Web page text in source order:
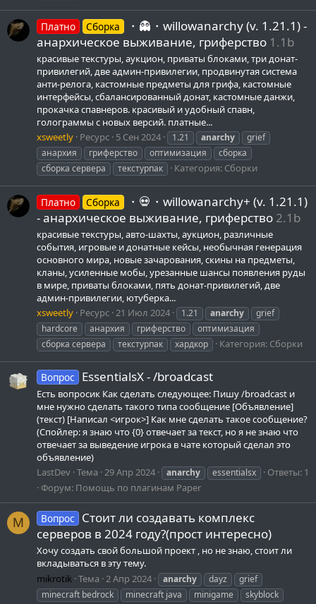
Платно Сборка
・👻・willowanarchy (v. 1.21.1) -
анархическое выживание, гриферство 1.1b
красивые текстуры, аукцион, приваты блоками, три донат-
привилегий, две админ-привилегии, продвинутая система
анти-релога, кастомные предметы для грифа, кастомные
интерфейсы, сбалансированный донат, кастомные данжи,
прокачка спавнеров. красивый и удобный спавн,
голограммы с новых версий. платные...
xsweetly Ресурс 5 Сен 2024 1.21 anarchy
grief
анархия
гриферство оптимизация
сборка
сборка сервера
текстурпак Категория: Сборки
Платно Сборка
・💀・willowanarchy+ (v. 1.21.1)
- анархическое выживание, гриферство 2.1b
красивые текстуры, авто-шахты, аукцион, различные
события, игровые и донатные кейсы, необычная генерация
основного мира, новые зачарования, скины на предметы,
кланы, усиленные мобы, урезанные шансы появления руды
в мире, приваты блоками, пять донат-привилегий, две
админ-привилегии, ютуберка...
xsweetly Ресурс 21 Июл 2024 1.21 anarchy
grief
hardcore
анархия гриферство
оптимизация
сборка сервера
текстурпак хардкор Категория: Сборки
Вопрос EssentialsX - /broadcast
Есть вопросик Как сделать следующее: Пишу /broadcast и
мне нужно сделать такого типа сообщение [Объявление]
(текст) [Написал <игрок>] Как мне сделать такое сообщение?
(Спойлер: я знаю что {0} отвечает за текст, но я не знаю что
отвечает за выведение игрока в чате который сделал это
объявление)
LastDev Тема 29 Апр 2024 anarchy essentialsx
Ответы: 1
Форум: Помощь по плагинам Paper
M Вопрос
Стоит ли создавать комплекс
серверов в 2024 году?(прост интересно)
Хочу создать свой большой проект , но не знаю, стоит ли
вкладываться в эту тему.
mikrotik Тема 2 Апр 2024 anarchy dayz
grief
minecraft bedrock
minecraft java minigame
skyblock